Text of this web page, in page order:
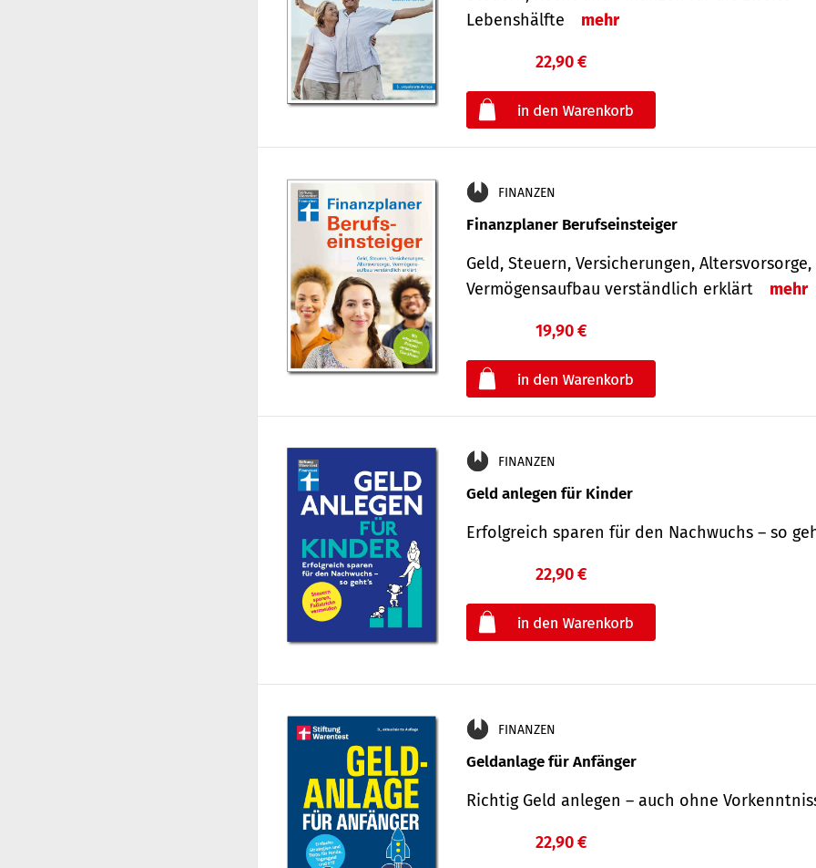
Lebenshälfte
mehr
22,90 €
FINANZEN
Finanzplaner Berufseinsteiger
Geld, Steuern, Versicherungen, Altersvorsorge,
Vermögensaufbau verständlich erklärt
mehr
19,90 €
FINANZEN
Geld anlegen für Kinder
Erfolgreich sparen für den Nachwuchs – so
22,90 €
FINANZEN
Geldanlage für Anfänger
Richtig Geld anlegen – auch ohne
22,90 €